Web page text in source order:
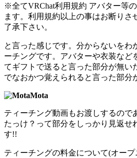
※全てVRChat利用規約 アバター等
ます。利用規約以上の事はお断りさ
了承下さい。
と言った感じです。分からないをわ
ーチングです。アバターや衣装など
てギフトで送ると言った部分が無い
でなおかつ覚えられると言った部分
Mota
ティーチング動画もお渡しするので
たっけ？って部分をしっかり見返せ
す!!
ティーチングの料金について(オー